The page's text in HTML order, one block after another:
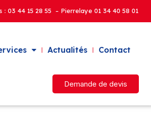
: 03 44 15 28 55 – Pierrelaye 01 34 40 58 01
Actualités Contact
Demande de devis